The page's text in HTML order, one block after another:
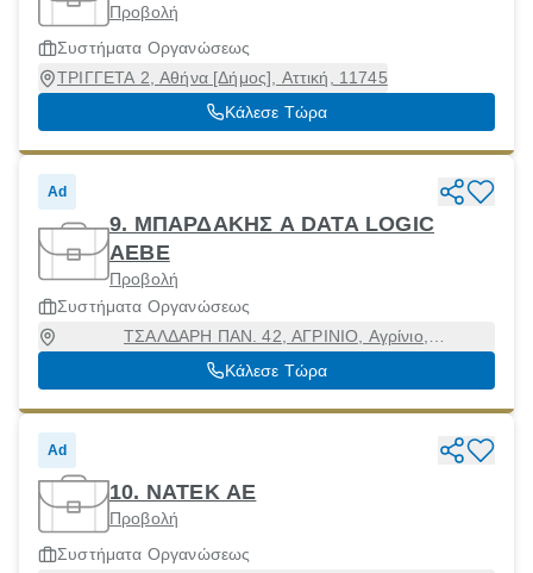
Προβολή
Συστήματα Οργανώσεως
ΤΡΙΓΓΕΤΑ 2, Αθήνα [Δήμος], Αττική, 11745
Κάλεσε Τώρα
Ad
9. ΜΠΑΡΔΑΚΗΣ Α DATA LOGIC
ΑΕΒΕ
Προβολή
Συστήματα Οργανώσεως
ΤΣΑΛΔΑΡΗ ΠΑΝ. 42, ΑΓΡΙΝΙΟ, Αγρίνιο,
Αιτωλοακαρνανία, 30100
Κάλεσε Τώρα
Ad
10. ΝΑΤΕΚ ΑΕ
Προβολή
Συστήματα Οργανώσεως